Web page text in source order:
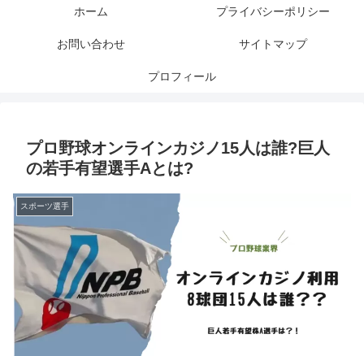
ホーム プライバシーポリシー
お問い合わせ サイトマップ
プロフィール
プロ野球オンラインカジノ15人は誰?巨人
の若手有望選手Aとは?
スポーツ選手